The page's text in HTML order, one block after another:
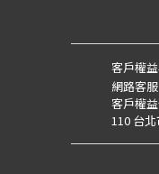
客戶權
網路客服
客戶權益
110 台